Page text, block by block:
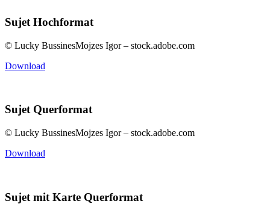
Sujet Hochformat
© Lucky BussinesMojzes Igor – stock.adobe.com
Download
Sujet Querformat
© Lucky BussinesMojzes Igor – stock.adobe.com
Download
Sujet mit Karte Querformat